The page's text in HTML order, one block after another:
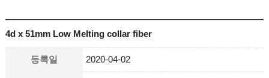
4d x 51mm Low Melting collar fiber
등록일 2020-04-02